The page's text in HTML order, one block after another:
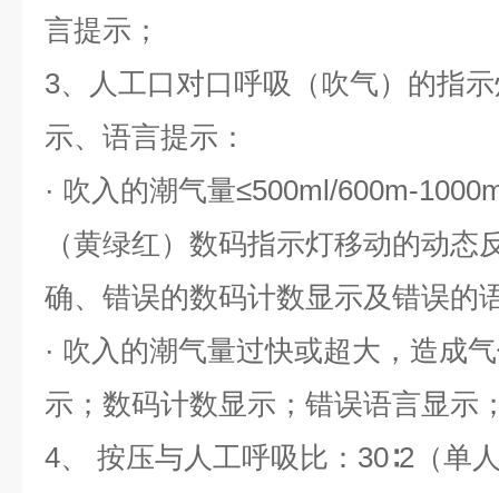
言提示；
3、人工口对口呼吸（吹气）的指
示、语言提示：
· 吹入的潮气量≤500ml/600m-
（黄绿红）数码指示灯移动的动态
确、错误的数码计数显示及错误的
· 吹入的潮气量过快或超大，造成
示；数码计数显示；错误语言显示
4、 按压与人工呼吸比：30∶2（单